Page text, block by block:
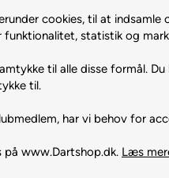
cookies, til at indsamle
statistik og
til alle disse formål.
til.
har vi behov for
www.Dartshop.dk. Læs